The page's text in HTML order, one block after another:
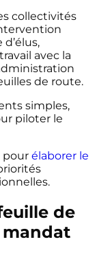
collectivités
avec la
de route.
simples,
piloter le
pour élaborer le
de